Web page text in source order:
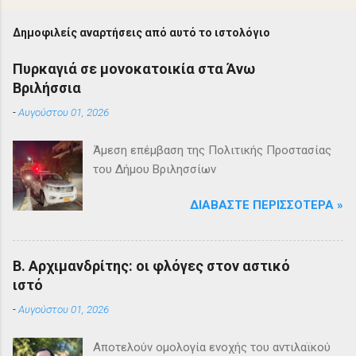
Δημοφιλείς αναρτήσεις από αυτό το ιστολόγιο
Πυρκαγιά σε μονοκατοικία στα Άνω
Βριλήσσια
-Αυγούστου 01, 2026
Άμεση επέμβαση της Πολιτικής Προστασίας
του Δήμου Βριλησσίων
ΔΙΑΒΆΣΤΕ ΠΕΡΙΣΣΌΤΕΡΑ »
Β. Αρχιμανδρίτης: οι φλόγες στον αστικό
ιστό
-Αυγούστου 01, 2026
Αποτελούν ομολογία ενοχής του αντιλαϊκού